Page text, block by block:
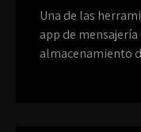
Una de las
app de
almacenamiento